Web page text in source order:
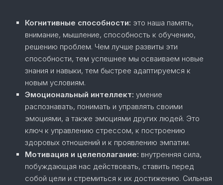
Когнитивные способности: это наша память,
внимание, мышление, способность к обучению,
решению проблем. Чем лучше развиты эти
способности, тем успешнее мы осваиваем новые
знания и навыки, тем быстрее адаптируемся к
новым условиям.
Эмоциональный интеллект: умение
распознавать, понимать и управлять своими
эмоциями, а также эмоциями других людей. Это
ключ к управлению стрессом, к построению
здоровых отношений и к проявлению эмпатии.
Мотивация и целеполагание: внутренняя сила,
побуждающая нас действовать, ставить перед
собой цели и стремиться к их достижению. Сильная